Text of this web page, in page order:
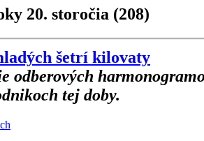
20. storočia (208)
šetrí kilovaty
odberových
tej doby.